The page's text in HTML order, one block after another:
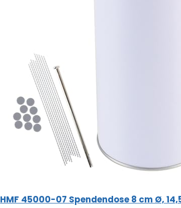
HMF 45000-07 Spendendose 8 cm Ø,